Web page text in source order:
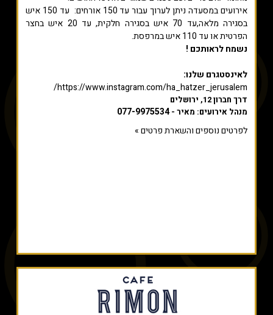
אירועים במסעדה ניתן לערוך עבור עד 150 אורחים: עד 150 איש
בסגירה מלאה,עד 70 איש בסגירה חלקית, עד 20 איש בחצר
הפרטית או עד 110 איש במרפסת.
נשמח לראותכם !
לאינסטגרם שלנו:
https://www.instagram.com/ha_hatzer_jerusalem/
דרך חברון 12, ירושלים
מנהל אירועים: מאיר -077-9975534
לפרטים נוספים והשארת פרטים »